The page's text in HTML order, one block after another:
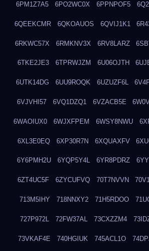
6PM1Z7A5 6PO2WC0X 6PPNPOF5
6QEEKCMR 6QKOAUOS 6QVIJ1K1
6RKWC57X 6RMKNV3X 6RV8LARZ
6TKE2JE3 6TPRWJZM 6U06OJTH
6UTK14DG 6UU9ROQK 6UZUZF6L
6VJVHI57 6VQ1DZQ1 6VZACB5E
6WAOIUX0 6WJXFPEM 6WSY8NWU
6XL3E0EQ 6XP30R7N 6XQUAXFV
6Y6PMH2U 6YQP5Y4L 6YR8PDRZ
6ZT4UC5F 6ZYCUFVQ 70T7NVVN
713M5IHY 718NNXY2 71H5RDOO
727P972L 72FW37AL 73CXZZM4
73VKAF4E 740HGIUK 745ACL1O